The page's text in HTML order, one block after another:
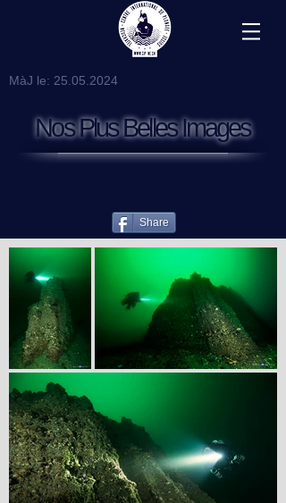
MàJ le: 25.05.2024
Nos Plus Belles Images
Share